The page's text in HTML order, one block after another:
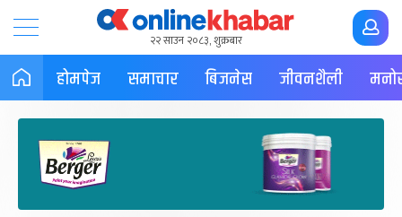
२२ साउन २०८३, शुक्रबार
होमपेज समाचार बिजनेस जीवनशैली